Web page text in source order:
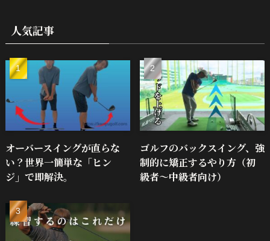
人気記事
オーバースイングが直らな
い？世界一簡単な「ヒン
ジ」で即解決。
ゴルフのバックスイング、強
制的に矯正するやり方（初
級者～中級者向け）